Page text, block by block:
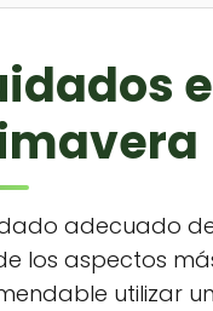
adecuado
los aspectos
utilizar